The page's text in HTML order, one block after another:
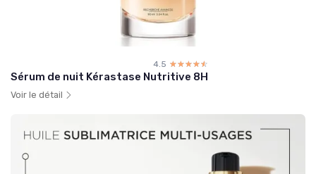
4.5 ☆☆☆☆☆
★★★★★
Sérum de nuit Kérastase Nutritive 8H
Voir le détail